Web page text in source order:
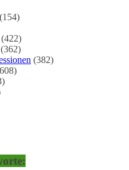
(422)
(362)
(382)